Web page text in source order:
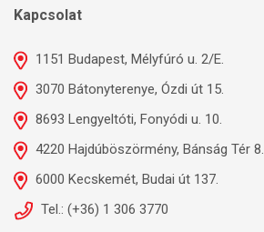
Kapcsolat
1151 Budapest, Mélyfúró u. 2/E.
3070 Bátonyterenye, Ózdi út 15.
8693 Lengyeltóti, Fonyódi u. 10.
4220 Hajdúböszörmény, Bánság Tér 8.
6000 Kecskemét, Budai út 137.
Tel.: (+36) 1 306 3770